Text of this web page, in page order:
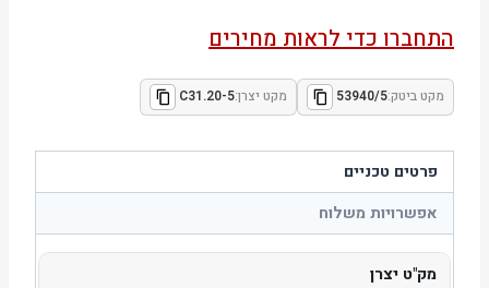
התחברו כדי לראות מחירים
מקט ביטק:53940/5 מקט יצרן:C31.20-5
פרטים טכניים
אפשרויות משלוח
מק"ט יצרן